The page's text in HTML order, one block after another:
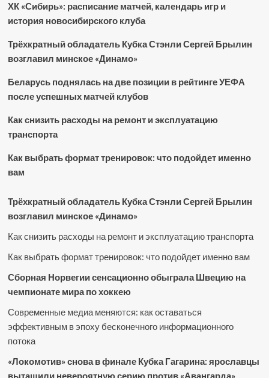
ХК «Сибирь»: расписание матчей, календарь игр и
история новосибирского клуба
Трёхкратный обладатель Кубка Стэнли Сергей Брылин
возглавил минское «Динамо»
Беларусь поднялась на две позиции в рейтинге УЕФА
после успешных матчей клубов
Как снизить расходы на ремонт и эксплуатацию
транспорта
Как выбрать формат тренировок: что подойдет именно
вам
Трёхкратный обладатель Кубка Стэнли Сергей Брылин
возглавил минское «Динамо»
Как снизить расходы на ремонт и эксплуатацию транспорта
Как выбрать формат тренировок: что подойдет именно вам
Сборная Норвегии сенсационно обыграла Швецию на
чемпионате мира по хоккею
Современные медиа меняются: как оставаться
эффективным в эпоху бесконечного информационного
потока
«Локомотив» снова в финале Кубка Гагарина: ярославцы